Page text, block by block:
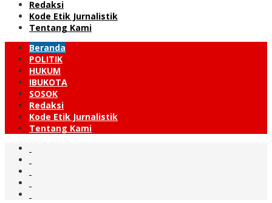
Redaksi
Kode Etik Jurnalistik
Tentang Kami
Beranda
POLITIK
HUKUM
IBUKOTA
SOSOK
Redaksi
Kode Etik Jurnalistik
Tentang Kami